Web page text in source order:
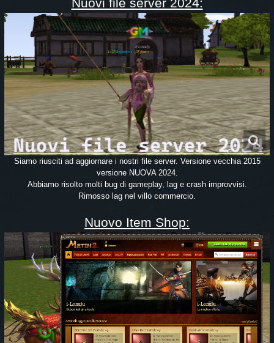
Nuovi file server 2024:
Siamo riusciti ad aggiornare i nostri file server. Versione vecchia 2015
versione NUOVA 2024.
Abbiamo risolto molti bug di gameplay, lag e crash improvvisi.
Rimosso lag nel villo commercio.
Nuovo Item Shop: